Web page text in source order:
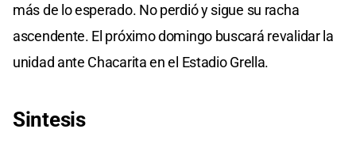
más de lo esperado. No perdió y sigue su racha
ascendente. El próximo domingo buscará revalidar la
unidad ante Chacarita en el Estadio Grella.
Sintesis